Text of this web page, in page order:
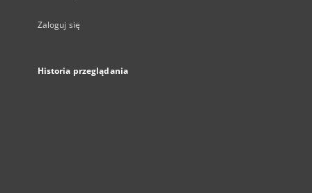
Zaloguj się
Historia przeglądania